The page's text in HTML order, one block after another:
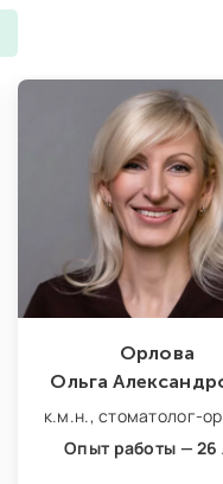
Орлова
Ольга
к.м.н.,
Опыт работы — 26